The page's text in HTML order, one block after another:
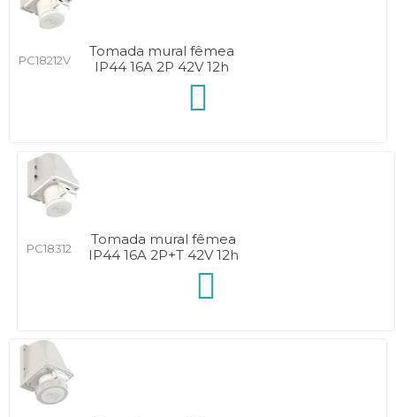
PC18212V
Tomada mural fêmea
IP44 16A 2P 42V 12h
PC18312
Tomada mural fêmea
IP44 16A 2P+T 42V 12h